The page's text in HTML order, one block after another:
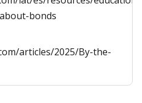
bonds
articles/2025/By-the-